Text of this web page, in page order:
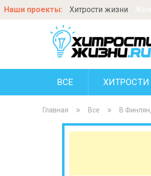
Наши проекты: Хитрости жизни
ВСЕ
Главная Все В